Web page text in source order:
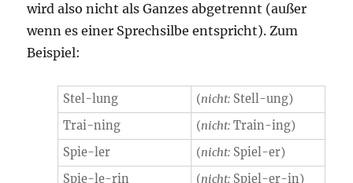
wird also nicht als Ganzes abgetrennt (außer
wenn es einer Sprechsilbe entspricht). Zum
Beispiel:
Stel-lung (nicht: Stell-ung)
Trai-ning
(nicht: Train-ing)
Spie-ler
(nicht: Spiel-er)
Spie-le-rin
(nicht: Spiel-er-in)